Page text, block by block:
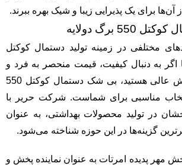
آن‌ها برای یک پذیرایی زیبا و شیک بهره ببرند.
برگ دولایه
مختلفی در زمینه تولید دستمال کوکتل
اگر به دنبال کیفیت، قیمت منحصر به فرد و
خدمات پس از فروش عالی هستید، بی شک دستمال کوکتل 550
مناسبی برای شماست. شرکت حریر با
در تولید محصولات بهداشتی، به عنوان
گزینه‌ها در این حوزه شناخته می‌شود.
مهر پدیده امرتات به عنوان نماینده پخش و